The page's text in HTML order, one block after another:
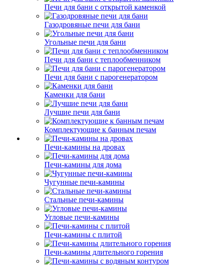
Печи для бани с открытой каменкой
Газодровяные печи для бани
Угольные печи для бани
Печи для бани с теплообменником
Печи для бани с парогенератором
Каменки для бани
Лучшие печи для бани
Комплектующие к банным печам
Печи-камины на дровах
Печи-камины для дома
Чугунные печи-камины
Стальные печи-камины
Угловые печи-камины
Печи-камины с плитой
Печи-камины длительного горения